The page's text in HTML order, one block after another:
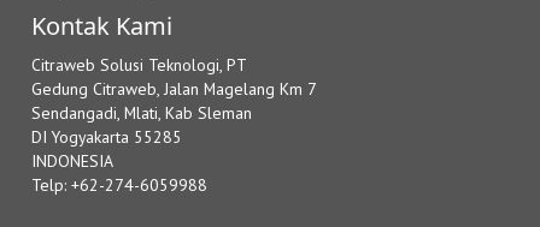
Kontak Kami
Citraweb Solusi Teknologi, PT
Gedung Citraweb, Jalan Magelang Km 7
Sendangadi, Mlati, Kab Sleman
DI Yogyakarta 55285
INDONESIA
Telp: +62-274-6059988